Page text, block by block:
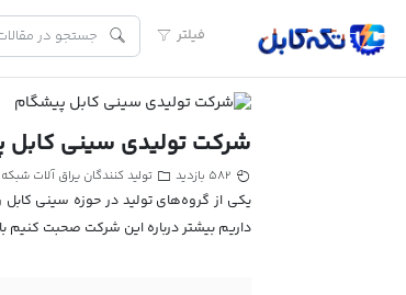
فیلتر
شرکت تولیدی سینی کابل
تولید کنندگان یراق آلات
یکی از گروه‌های تولید در حوزه سینی
داریم بیشتر درباره این شرکت صحبت کنیم با